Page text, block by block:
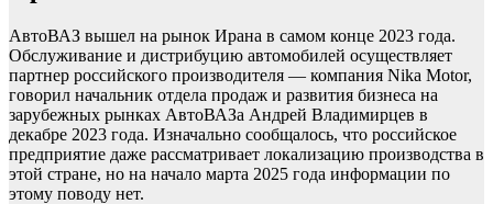
АвтоВАЗ вышел на рынок Ирана в самом конце 2023 года.
Обслуживание и дистрибуцию автомобилей осуществляет
партнер российского производителя — компания Nika Motor,
говорил начальник отдела продаж и развития бизнеса на
зарубежных рынках АвтоВАЗа Андрей Владимирцев в
декабре 2023 года. Изначально сообщалось, что российское
предприятие даже рассматривает локализацию производства в
этой стране, но на начало марта 2025 года информации по
этому поводу нет.